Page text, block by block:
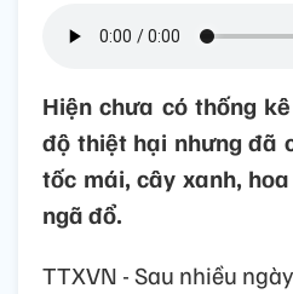
Hiện chưa có thống
độ thiệt hại nhưng đã
tốc mái, cây xanh,
ngã đổ.
TTXVN - Sau nhiều